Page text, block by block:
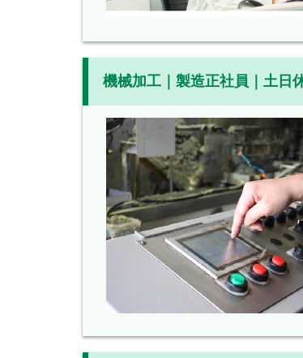
機械加工｜製造正社員｜土日